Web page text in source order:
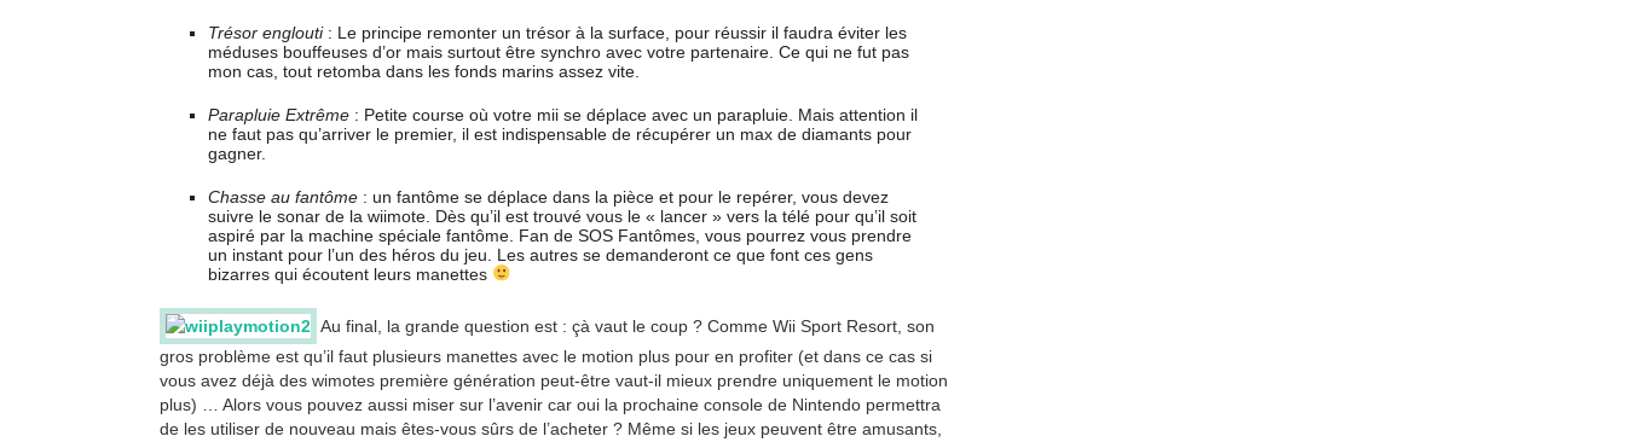
Trésor englouti: Le principe remonter un trésor à la surface, pour réussir il faudra éviter les
méduses bouffeuses d’or mais surtout être synchro avec votre partenaire. Ce qui ne fut pas
mon cas, tout retomba dans les fonds marins assez vite.
Parapluie Extrême : Petite course où votre mii se déplace avec un parapluie. Mais attention il
ne faut pas qu’arriver le premier, il est indispensable de récupérer un max de diamants pour
gagner.
Chasse au fantôme : un fantôme se déplace dans la pièce et pour le repérer, vous devez
suivre le sonar de la wiimote. Dès qu’il est trouvé vous le « lancer » vers la télé pour qu’il soit
aspiré par la machine spéciale fantôme. Fan de SOS Fantômes, vous pourrez vous prendre
un instant pour l’un des héros du jeu. Les autres se demanderont ce que font ces gens
bizarres qui écoutent leurs manettes
Au final, la grande question est : çà vaut le coup ? Comme Wii Sport Resort, son
gros problème est qu’il faut plusieurs manettes avec le motion plus pour en profiter (et dans ce cas si
vous avez déjà des wimotes première génération peut-être vaut-il mieux prendre uniquement le motion
plus) … Alors vous pouvez aussi miser sur l’avenir car oui la prochaine console de Nintendo permettra
de les utiliser de nouveau mais êtes-vous sûrs de l’acheter ? Même si les jeux peuvent être amusants,